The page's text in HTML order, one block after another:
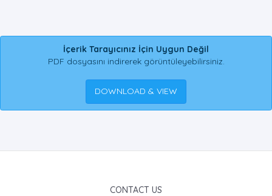
İçerik Tarayıcınız İçin Uygun Değil
PDF dosyasını indirerek görüntüleyebilirsiniz.
DOWNLOAD & VIEW
CONTACT US